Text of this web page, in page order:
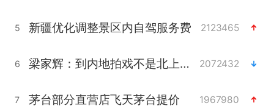
5 新疆优化调整景区内自驾服务费 2123465
6 梁家辉：到内地拍戏不是北上是回归 2072432
7 茅台部分直营店飞天茅台提价 1967980